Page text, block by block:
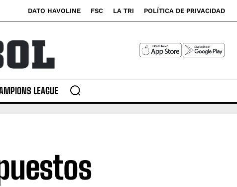
DATO HAVOLINE FSC LA TRI POLÍTICA DE PRIVACIDAD
LEAGUE